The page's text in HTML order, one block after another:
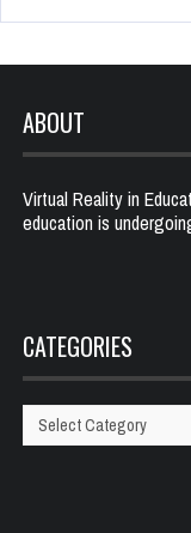
ABOUT
Virtual Reality in
education is
CATEGORIES
Categories